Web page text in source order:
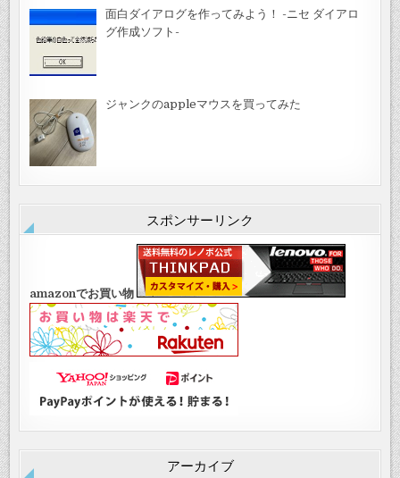
面白ダイアログを作ってみよう！ -ニセ ダイアロ
グ作成ソフト-
ジャンクのappleマウスを買ってみた
スポンサーリンク
amazonでお買い物
アーカイブ